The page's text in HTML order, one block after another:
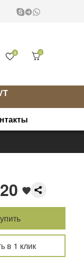
0 0
в 1 клик